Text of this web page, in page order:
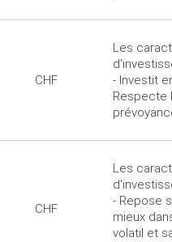
CHF
Les
- Investit
Respecte
CHF
Les
- Repose
mieux
volatil et